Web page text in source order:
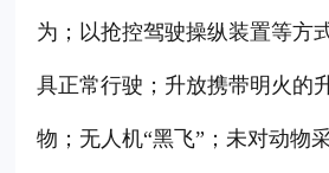
为；以抢控驾驶操纵装置等方
具正常行驶；升放携带明火的
物；无人机“黑飞”；未对动物